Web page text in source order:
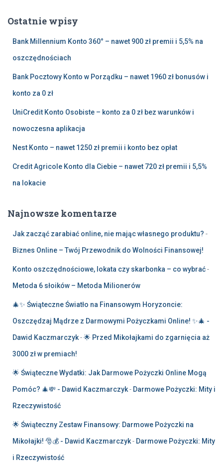
jOstatnie wpisy
Bank Millennium Konto 360° – nawet 900 zł premii i 5,5% na
oszczędnościach
Bank Pocztowy Konto w Porządku – nawet 1960 zł bonusów i
konto za 0 zł
UniCredit Konto Osobiste – konto za 0 zł bez warunków i
nowoczesna aplikacja
Nest Konto – nawet 1250 zł premii i konto bez opłat
Credit Agricole Konto dla Ciebie – nawet 720 zł premii i 5,5%
na lokacie
Najnowsze komentarze
Jak zacząć zarabiać online, nie mając własnego produktu? -
Biznes Online – Twój Przewodnik do Wolności Finansowej!
Konto oszczędnościowe, lokata czy skarbonka – co wybrać-
Metoda 6 słoików – Metoda Milionerów
🎄✨ Świąteczne Światło na Finansowym Horyzoncie:
Oszczędzaj Mądrze z Darmowymi Pożyczkami Online! ✨🎄 -
Dawid Kaczmarczyk-🌟 Przed Mikołajkami do zgarnięcia aż
3000 zł w premiach!
🌟 Świąteczne Wydatki: Jak Darmowe Pożyczki Online Mogą
Pomóc? 🎄💸 - Dawid Kaczmarczyk- Darmowe Pożyczki: Mity i
Rzeczywistość
🌟 Świąteczny Zestaw Finansowy: Darmowe Pożyczki na
Mikołajki! 🎅💰 - Dawid Kaczmarczyk- Darmowe Pożyczki: Mity
i Rzeczywistość